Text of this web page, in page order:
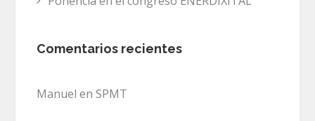
Comentarios recientes
Manuel enSPMT